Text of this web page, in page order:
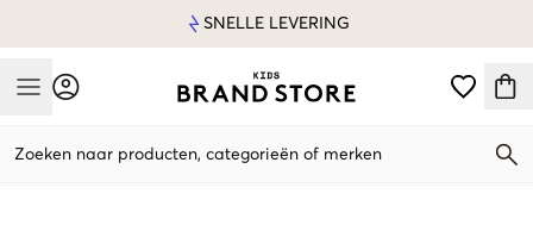
SNELLE LEVERING
Mobile Menu
Zoeken naar producten, categorieën of merken